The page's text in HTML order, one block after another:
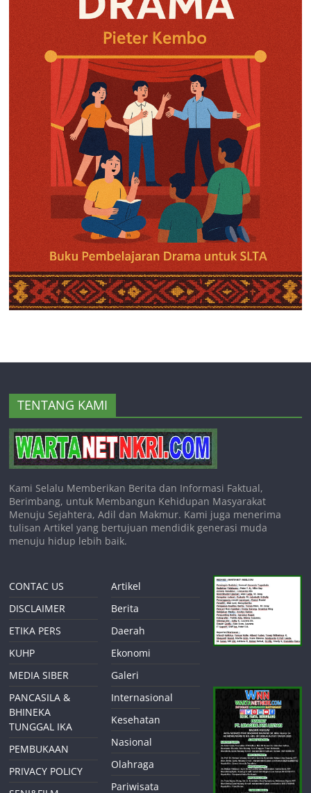
TENTANG KAMI
Kami Selalu Memberikan Berita dan Informasi Faktual,
Berimbang, untuk Membangun Kehidupan Masyarakat
Menuju Sejahtera, Adil dan Makmur. Kami juga menerima
tulisan Artikel yang bertujuan mendidik generasi muda
menuju hidup lebih baik.
CONTAC US
DISCLAIMER
ETIKA PERS
KUHP
MEDIA SIBER
PANCASILA &
BHINEKA
TUNGGAL IKA
PEMBUKAAN
PRIVACY POLICY
Artikel
Berita
Daerah
Ekonomi
Galeri
Internasional
Kesehatan
Nasional
Olahraga
Pariwisata